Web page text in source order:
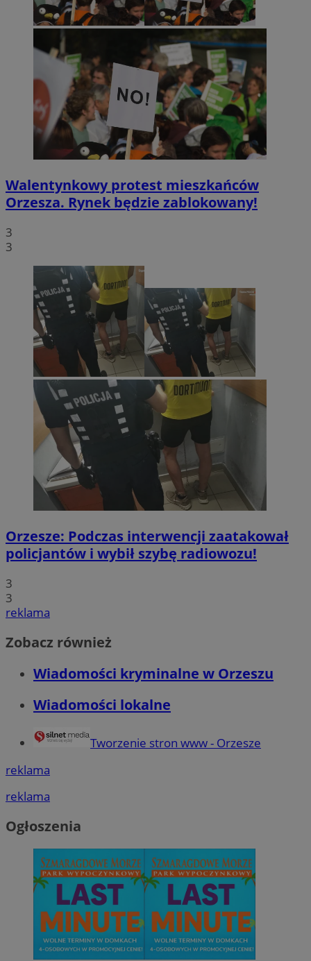
Walentynkowy protest mieszkańców
Orzesza. Rynek będzie zablokowany!
3
3
Orzesze: Podczas interwencji zaatakował
policjantów i wybił szybę radiowozu!
3
3
reklama
Zobacz również
Wiadomości kryminalne w Orzeszu
Wiadomości lokalne
Tworzenie stron www - Orzesze
reklama
reklama
Ogłoszenia